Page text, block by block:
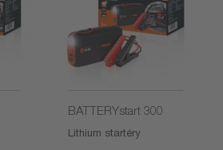
BATTERYstart 300
Lithium startéry